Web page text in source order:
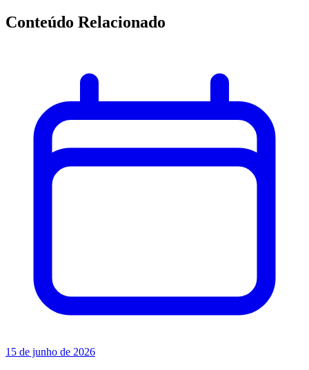
Conteúdo Relacionado
15 de junho de 2026